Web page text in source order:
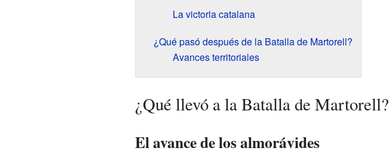
La victoria catalana
¿Qué pasó después de la Batalla de Martorell?
Avances territoriales
¿Qué llevó a la Batalla de Martorell?
El avance de los almorávides